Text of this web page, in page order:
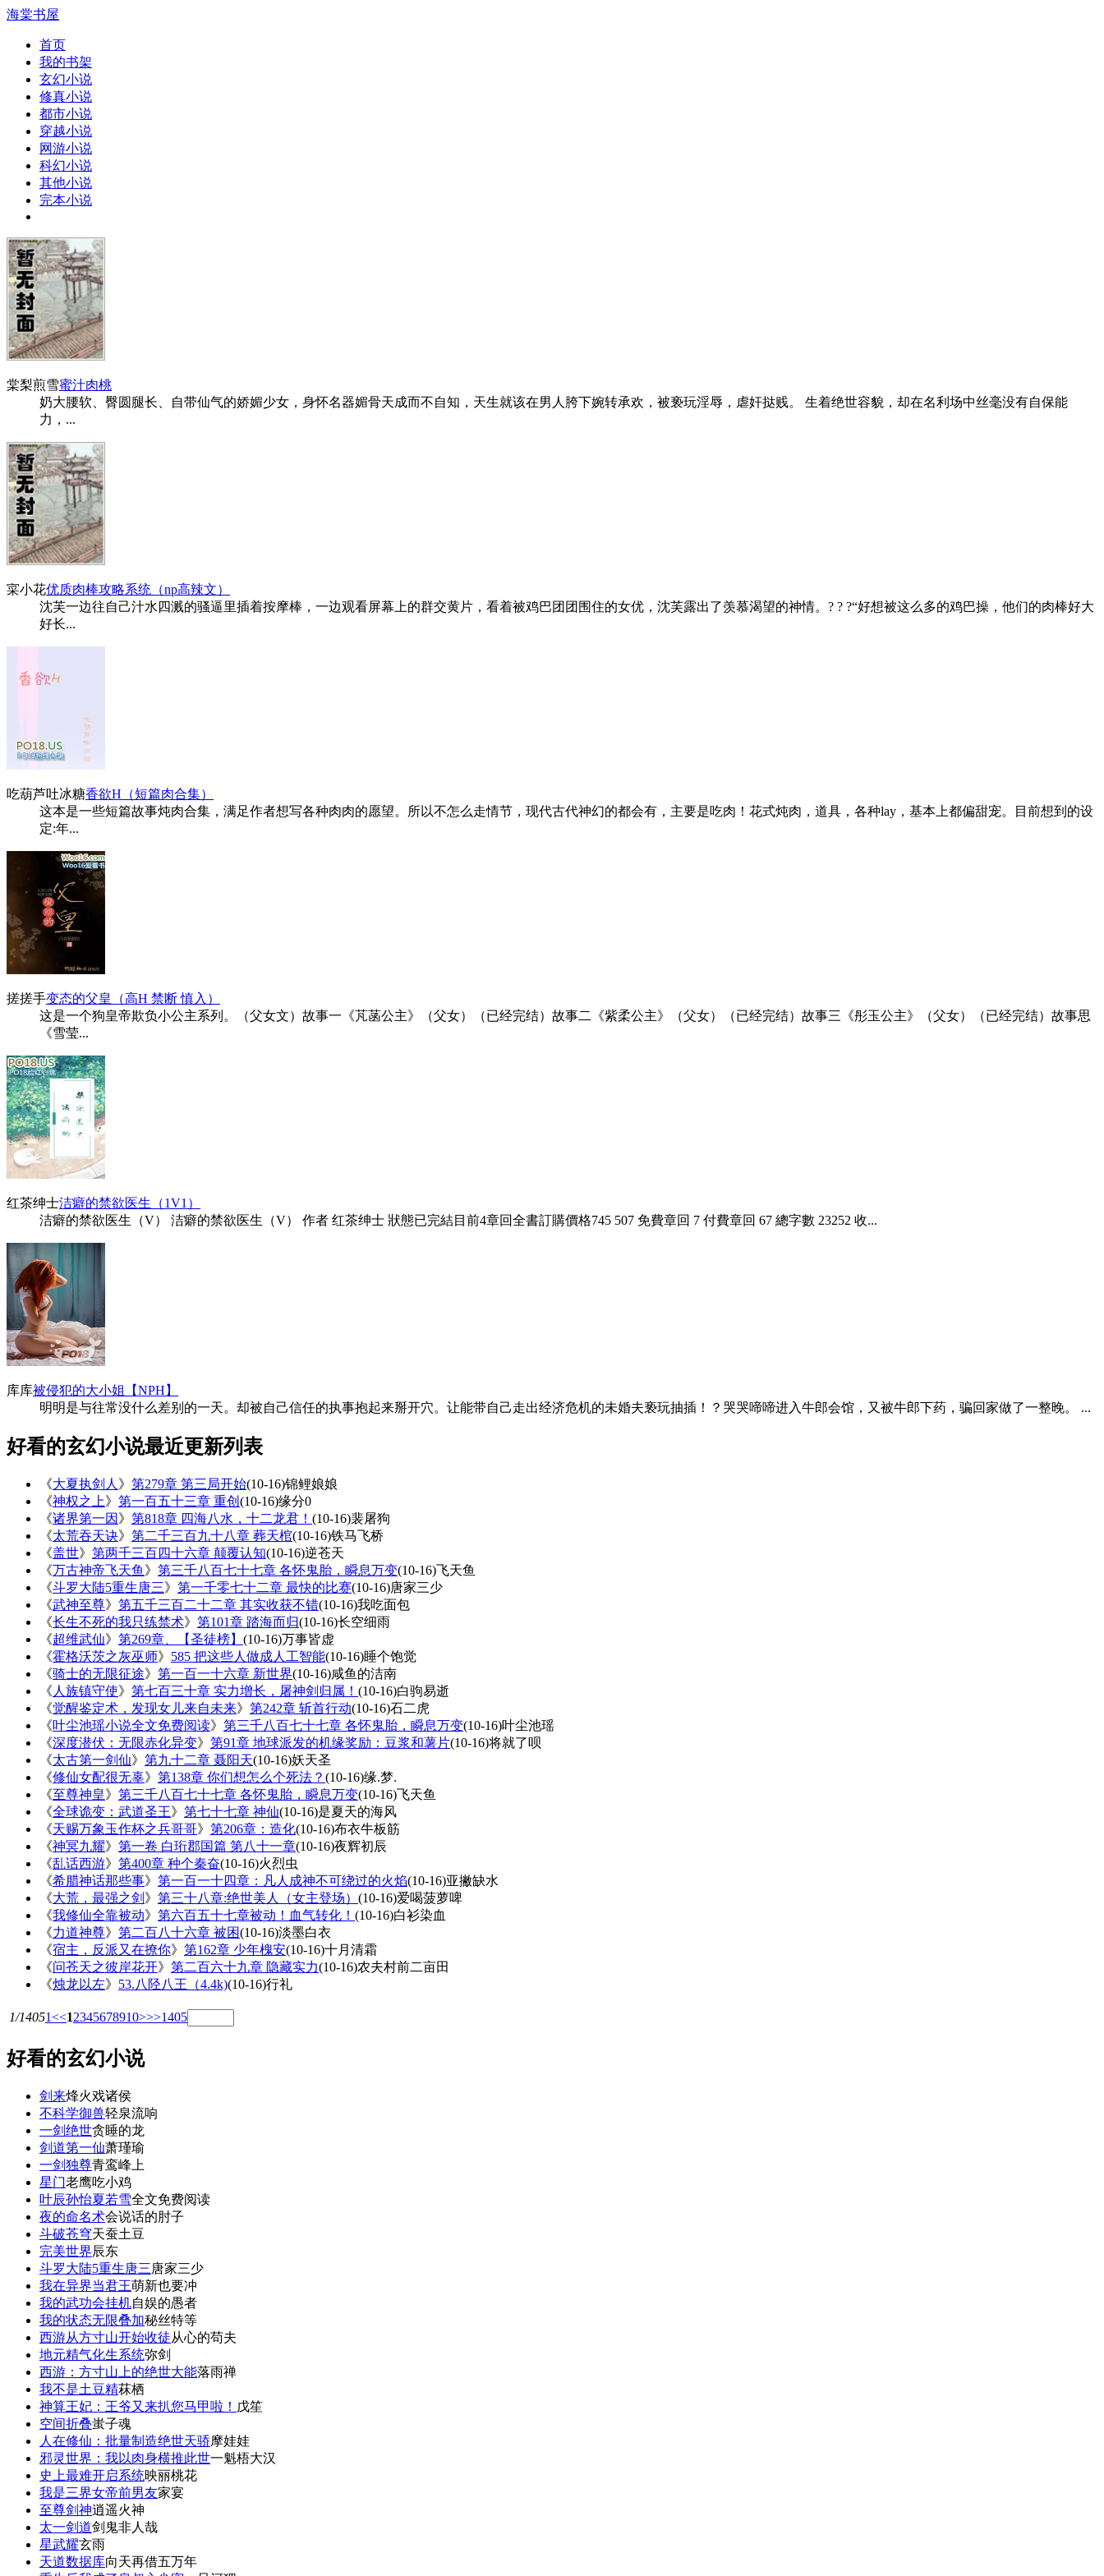
海棠书屋
首页
我的书架
玄幻小说
修真小说
都市小说
穿越小说
网游小说
科幻小说
其他小说
完本小说
棠梨煎雪蜜汁肉桃
奶大腰软、臀圆腿长、自带仙气的娇媚少女，身怀名器媚骨天成而不自知，天生就该在男人胯下婉转承欢，被亵玩淫辱，虐奸挞贱。 生着绝世容貌，却在名利场中丝毫没有自保能
力，...
寀小花优质肉棒攻略系统（np高辣文）
沈芙一边往自己汁水四溅的骚逼里插着按摩棒，一边观看屏幕上的群交黄片，看着被鸡巴团团围住的女优，沈芙露出了羡慕渴望的神情。? ? ?“好想被这么多的鸡巴操，他们的肉棒好大
好长...
吃葫芦吐冰糖香欲H（短篇肉合集）
这本是一些短篇故事炖肉合集，满足作者想写各种肉肉的愿望。所以不怎么走情节，现代古代神幻的都会有，主要是吃肉！花式炖肉，道具，各种lay，基本上都偏甜宠。目前想到的设
定:年...
搓搓手变态的父皇（高H 禁断 慎入）
这是一个狗皇帝欺负小公主系列。（父女文）故事一《芃菡公主》（父女）（已经完结）故事二《紫柔公主》（父女）（已经完结）故事三《彤玉公主》（父女）（已经完结）故事思
《雪莹...
红茶绅士洁癖的禁欲医生（1V1）
洁癖的禁欲医生（V） 洁癖的禁欲医生（V） 作者 红茶绅士 狀態已完結目前4章回全書訂購價格745 507 免費章回 7 付費章回 67 總字數 23252 收...
库库被侵犯的大小姐【NPH】
明明是与往常没什么差别的一天。却被自己信任的执事抱起来掰开穴。让能带自己走出经济危机的未婚夫亵玩抽插！？哭哭啼啼进入牛郎会馆，又被牛郎下药，骗回家做了一整晚。 ...
好看的玄幻小说最近更新列表
《大夏执剑人 》 第279章 第三局开始(10-16)锦鲤娘娘
《神权之上》 第一百五十三章 重创 (10-16)缘分0
《诸界第一因 》 第818章 四海八水，十二龙君！ (10-16)裴屠狗
《太荒吞天诀》 第二千三百九十八章 葬天棺(10-16)铁马飞桥
《盖世》 第两千三百四十六章 颠覆认知(10-16)逆苍天
《万古神帝飞天鱼 》 第三千八百七十七章 各怀鬼胎，瞬息万变(10-16)飞天鱼
《斗罗大陆5重生唐三》 第一千零七十二章 最快的比赛(10-16)唐家三少
《武神至尊》 第五千三百二十二章 其实收获不错(10-16)我吃面包
《长生不死的我只练禁术》 第101章 踏海而归(10-16)长空细雨
《超维武仙》 第269章、【圣徒榜】 (10-16)万事皆虚
《霍格沃茨之灰巫师》 585 把这些人做成人工智能(10-16)睡个饱觉
《骑士的无限征途》 第一百一十六章 新世界(10-16)咸鱼的洁南
《 人族镇守使》 第七百三十章 实力增长，屠神剑归属！ (10-16)白驹易逝
《觉醒鉴定术，发现女儿来自未来》 第242章 斩首行动(10-16)石二虎
《叶尘池瑶小说全文免费阅读》 第三千八百七十七章 各怀鬼胎，瞬息万变(10-16)叶尘池瑶
《深度潜伏：无限赤化异变》 第91章 地球派发的机缘奖励：豆浆和薯片(10-16)将就了呗
《太古第一剑仙》 第九十二章 聂阳天(10-16)妖天圣
《修仙女配很无辜》 第138章 你们想怎么个死法？ (10-16)缘.梦.
《至尊神皇》 第三千八百七十七章 各怀鬼胎，瞬息万变(10-16)飞天鱼
《全球诡变：武道圣王》 第七十七章 神仙(10-16)是夏天的海风
《天赐万象玉作杯之兵哥哥》 第206章：造化(10-16)布衣牛板筋
《神冥九耀》 第一卷 白珩郡国篇 第八十一章(10-16)夜辉初辰
《乱话西游》 第400章 种个秦奋(10-16)火烈虫
《希腊神话那些事》 第一百一十四章：凡人成神不可绕过的火焰(10-16)亚撇缺水
《大荒，最强之剑 》 第三十八章:绝世美人（女主登场） (10-16)爱喝菠萝啤
《我修仙全靠被动》 第六百五十七章被动！血气转化！ (10-16)白衫染血
《力道神尊》 第二百八十六章 被困(10-16)淡墨白衣
《宿主，反派又在撩你》 第162章 少年槐安(10-16)十月清霜
《问苍天之彼岸花开》 第二百六十九章 隐藏实力(10-16)农夫村前二亩田
《烛龙以左》 53.八陉八王（4.4k)(10-16)行礼
1/14051<<12345678910>>>1405
好看的玄幻小说
剑来烽火戏诸侯
不科学御兽轻泉流响
一剑绝世贪睡的龙
剑道第一仙萧瑾瑜
一剑独尊青鸾峰上
星门老鹰吃小鸡
叶辰孙怡夏若雪全文免费阅读
夜的命名术会说话的肘子
斗破苍穹天蚕土豆
完美世界辰东
斗罗大陆5重生唐三唐家三少
我在异界当君王萌新也要冲
我的武功会挂机自娱的愚者
我的状态无限叠加秘丝特等
西游从方寸山开始收徒从心的苟夫
地元精气化生系统弥剑
西游：方寸山上的绝世大能落雨禅
我不是土豆精菻栖
神算王妃：王爷又来扒您马甲啦！ 戊笙
空间折叠蚩子魂
人在修仙：批量制造绝世天骄摩娃娃
邪灵世界：我以肉身横推此世一魁梧大汉
史上最难开启系统映丽桃花
我是三界女帝前男友家宴
至尊剑神逍遥火神
太一剑道剑鬼非人哉
星武耀玄雨
天道数据库向天再借五万年